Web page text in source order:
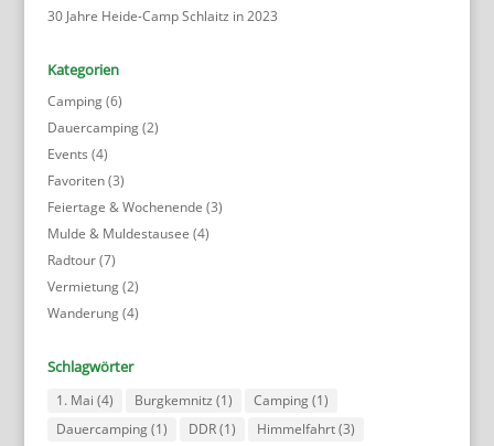
30 Jahre Heide-Camp Schlaitz in 2023
Kategorien
Camping(6)
Dauercamping(2)
Events (4)
Favoriten(3)
Feiertage & Wochenende (3)
Mulde & Muldestausee (4)
Radtour(7)
Vermietung(2)
Wanderung(4)
Schlagwörter
1. Mai (4) Burgkemnitz (1) Camping(1)
Dauercamping(1) DDR(1) Himmelfahrt(3)